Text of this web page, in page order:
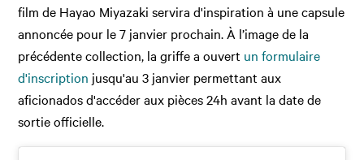
film de Hayao Miyazaki servira d'inspiration à une capsule
annoncée pour le 7 janvier prochain. À l’image de la
précédente collection, la griffe a ouvert un formulaire
d'inscription jusqu'au 3 janvier permettant aux
aficionados d'accéder aux pièces 24h avant la date de
sortie officielle.